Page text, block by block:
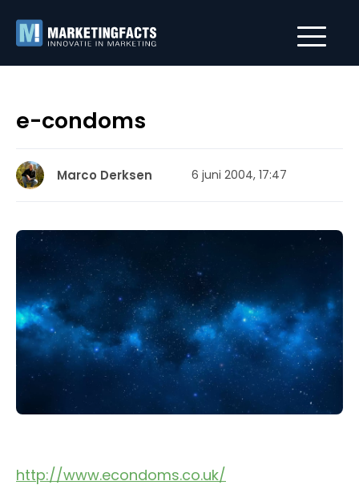
e-condoms
Marco Derksen 6 juni 2004, 17:47
http://www.econdoms.co.uk/